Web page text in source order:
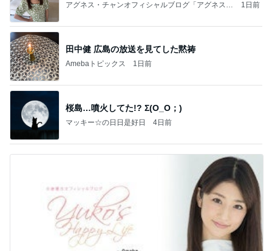
アグネス・チャンオフィシャルブログ「アグネスち
1日前
田中健 広島の放送を見てした黙祷
Amebaトピックス 1日前
桜島…噴火してた!? Σ(O_O；)
マッキー☆の日日是好日 4日前